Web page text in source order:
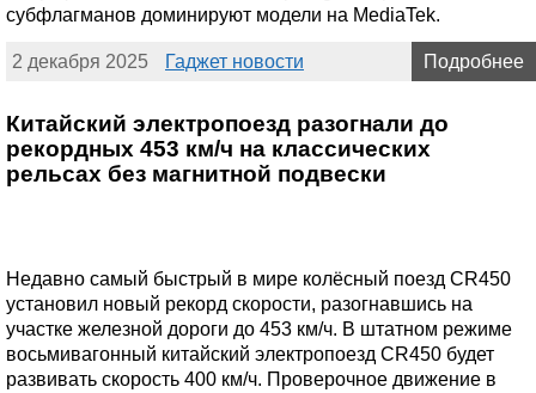
субфлагманов доминируют модели на MediaTek.
2 декабря 2025 Гаджет новости Подробнее
Китайский электропоезд разогнали до
рекордных 453 км/ч на классических
рельсах без магнитной подвески
Недавно самый быстрый в мире колёсный поезд CR450
установил новый рекорд скорости, разогнавшись на
участке железной дороги до 453 км/ч. В штатном режиме
восьмивагонный китайский электропоезд CR450 будет
развивать скорость 400 км/ч. Проверочное движение в